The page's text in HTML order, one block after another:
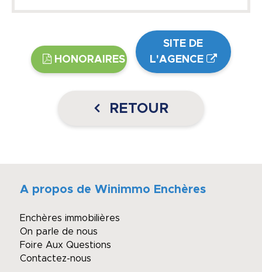
HONORAIRES
SITE DE
L'AGENCE
RETOUR
A propos de Winimmo Enchères
Enchères immobilières
On parle de nous
Foire Aux Questions
Contactez-nous